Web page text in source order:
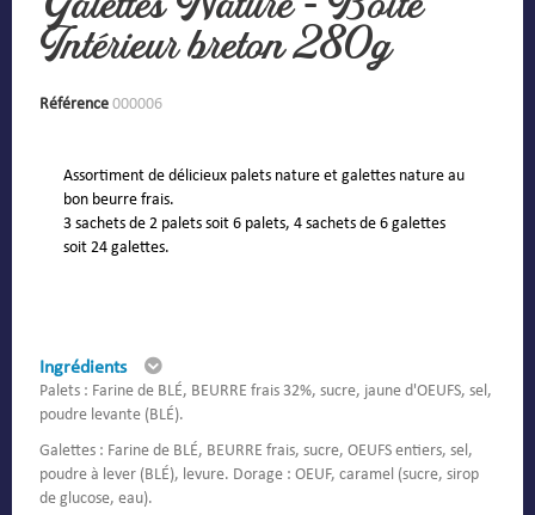
Intérieur breton 280g
Référence 000006
Assortiment de délicieux palets nature et galettes nature au
bon beurre frais.
3 sachets de 2 palets soit 6 palets, 4 sachets de 6 galettes
soit 24 galettes.
Ingrédients
Palets : Farine de BLÉ, BEURRE frais 32%, sucre, jaune d'OEUFS, sel,
poudre levante (BLÉ).
Galettes : Farine de BLÉ, BEURRE frais, sucre, OEUFS entiers, sel,
poudre à lever (BLÉ), levure. Dorage : OEUF, caramel (sucre, sirop
de glucose, eau).